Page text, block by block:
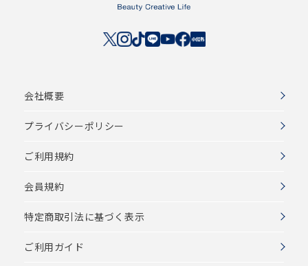
会社概要
プライバシーポリシー
ご利用規約
会員規約
特定商取引法に基づく表示
ご利用ガイド